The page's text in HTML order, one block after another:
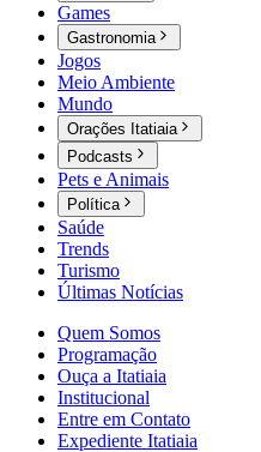
Games
Gastronomia
Jogos
Meio Ambiente
Mundo
Orações Itatiaia
Podcasts
Pets e Animais
Política
Saúde
Trends
Turismo
Últimas Notícias
Quem Somos
Programação
Ouça a Itatiaia
Institucional
Entre em Contato
Expediente Itatiaia